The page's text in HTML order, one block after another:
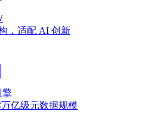
，适配 AI 创新
擎
亿级元数据规模